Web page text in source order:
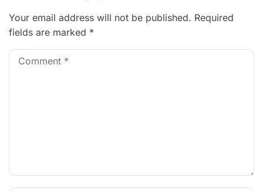
Your email address will not be published. Required
fields are marked *